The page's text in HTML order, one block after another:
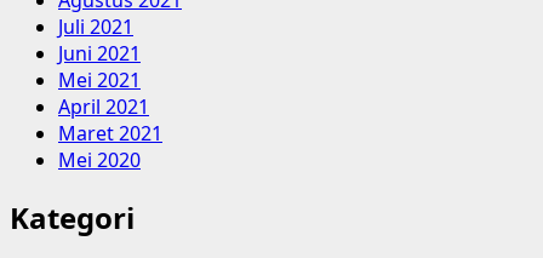
Juli 2021
Juni 2021
Mei 2021
April 2021
Maret 2021
Mei 2020
Kategori